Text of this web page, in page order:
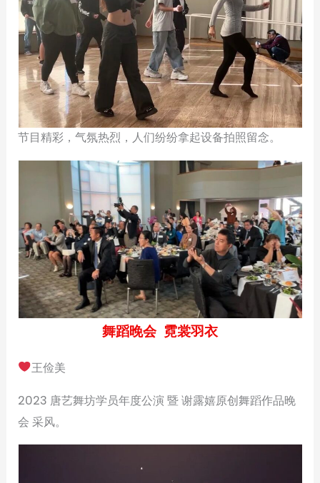
节目精彩，气氛热烈，人们纷纷拿起设备拍照留念。
舞蹈晚会 霓裳羽衣
王俭美
2023 唐艺舞坊学员年度公演 暨 谢露嬉原创舞蹈作品晚
会 采风。